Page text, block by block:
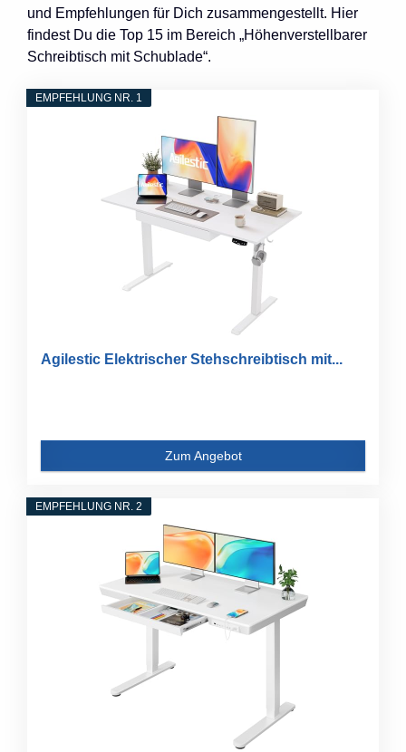
und Empfehlungen für Dich zusammengestellt. Hier
findest Du die Top 15 im Bereich „Höhenverstellbarer
Schreibtisch mit Schublade“.
EMPFEHLUNG NR. 1
Agilestic Elektrischer Stehschreibtisch mit...
Zum Angebot
EMPFEHLUNG NR. 2